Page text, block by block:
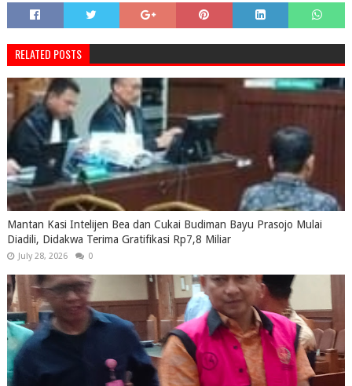
RELATED POSTS
Mantan Kasi Intelijen Bea dan Cukai Budiman Bayu Prasojo Mulai
Diadili, Didakwa Terima Gratifikasi Rp7,8 Miliar
July 28, 2026 0